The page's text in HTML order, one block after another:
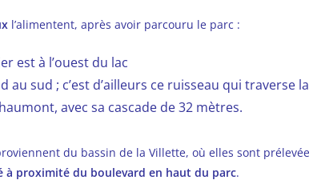
l’alimentent, après avoir parcouru le parc :
est à l’ouest du lac
au sud ; c’est d’ailleurs ce ruisseau qui traverse
avec sa cascade de 32 mètres.
du bassin de la Villette, où elles sont
à proximité du boulevard en haut du parc.